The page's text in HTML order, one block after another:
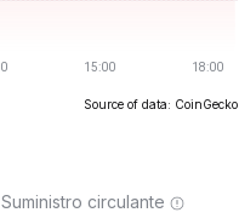
Source of data: CoinGecko
Suministro circulante